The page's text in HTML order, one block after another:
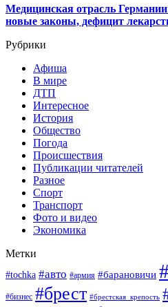
Медицинская отрасль
новые законы, дефицит
Рубрики
Афиша
В мире
ДТП
Интересное
История
Общество
Погода
Происшествия
Публикации читателей
Разное
Спорт
Транспорт
Фото и видео
Экономика
Метки
#tochka #авто #армия #барановичи
#бизнес #брест #брестская_крепость